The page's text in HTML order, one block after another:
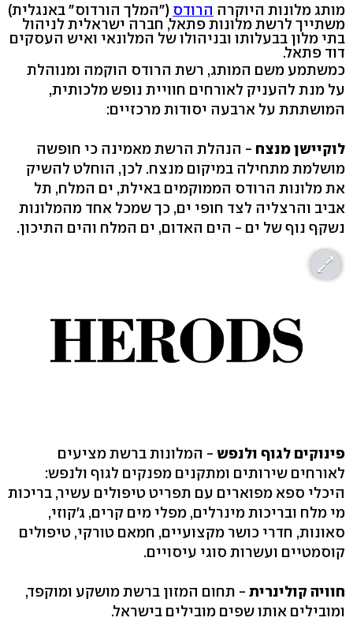
מותג מלונות היוקרה הרודס ("המלך הורדוס" באנגלית)
משתייך לרשת מלונות פתאל, חברה ישראלית לניהול
בתי מלון בבעלותו ובניהולו של המלונאי ואיש העסקים
דוד פתאל.
כמשתמע משם המותג, רשת הרודס הוקמה ומנוהלת
על מנת להעניק לאורחים חוויית נופש מלכותית,
המושתתת על ארבעה יסודות מרכזיים:
לוקיישן מנצח - הנהלת הרשת מאמינה כי חופשה
מושלמת מתחילה במיקום מנצח. לכן, הוחלט להשיק
את מלונות הרודס הממוקמים באילת, ים המלח, תל
אביב והרצליה לצד חופי ים, כך שמכל אחד מהמלונות
נשקף נוף של ים - הים האדום, ים המלח והים התיכון.
פינוקים לגוף ולנפש - המלונות ברשת מציעים
לאורחים שירותים ומתקנים מפנקים לגוף ולנפש:
היכלי ספא מפוארים עם תפריט טיפולים עשיר, בריכות
מי מלח ובריכות מינרלים, מפלי מים קרים, ג'קוזי,
סאונות, חדרי כושר מקצועיים, חמאם טורקי, טיפולים
קוסמטיים ועשרות סוגי עיסויים.
חוויה קולינרית - תחום המזון ברשת מושקע ומוקפד,
ומובילים אותו שפים מובילים בישראל.